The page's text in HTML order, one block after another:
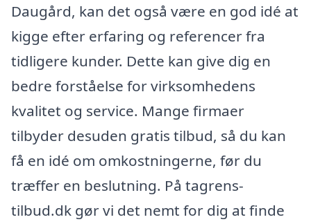
Daugård, kan det også være en god idé at
kigge efter erfaring og referencer fra
tidligere kunder. Dette kan give dig en
bedre forståelse for virksomhedens
kvalitet og service. Mange firmaer
tilbyder desuden gratis tilbud, så du kan
få en idé om omkostningerne, før du
træffer en beslutning. På tagrens-
tilbud.dk gør vi det nemt for dig at finde